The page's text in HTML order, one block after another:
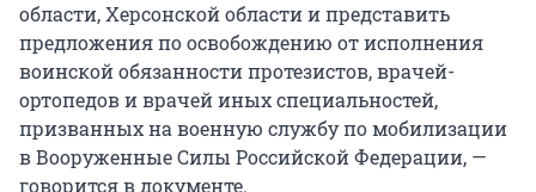
области, Херсонской области и представить
предложения по освобождению от исполнения
воинской обязанности протезистов, врачей-
ортопедов и врачей иных специальностей,
призванных на военную службу по мобилизации
в Вооруженные Силы Российской Федерации, —
говорится в документе.